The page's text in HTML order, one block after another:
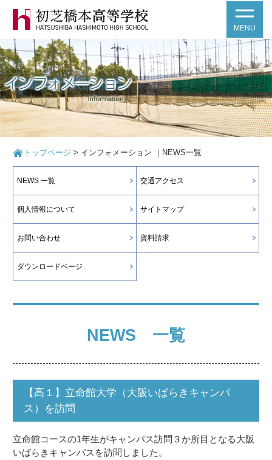
MENU
トップページ > インフォメーション ｜NEWS一覧
NEWS 一覧 交通アクセス
個人情報について サイトマップ
お問い合わせ 資料請求
ダウンロードページ
NEWS 一覧
【高１】立命館大学（大阪いばらきキャンパ
ス）を訪問
立命館コースの1年生がキャンパス訪問３か所目となる大阪
いばらきキャンパスを訪問しました。